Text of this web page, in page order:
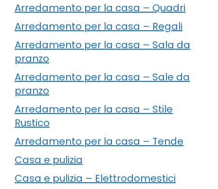
Arredamento per la casa – Quadri
Arredamento per la casa – Regali
Arredamento per la casa – Sala da
pranzo
Arredamento per la casa – Sale da
pranzo
Arredamento per la casa – Stile
Rustico
Arredamento per la casa – Tende
Casa e pulizia
Casa e pulizia – Elettrodomestici